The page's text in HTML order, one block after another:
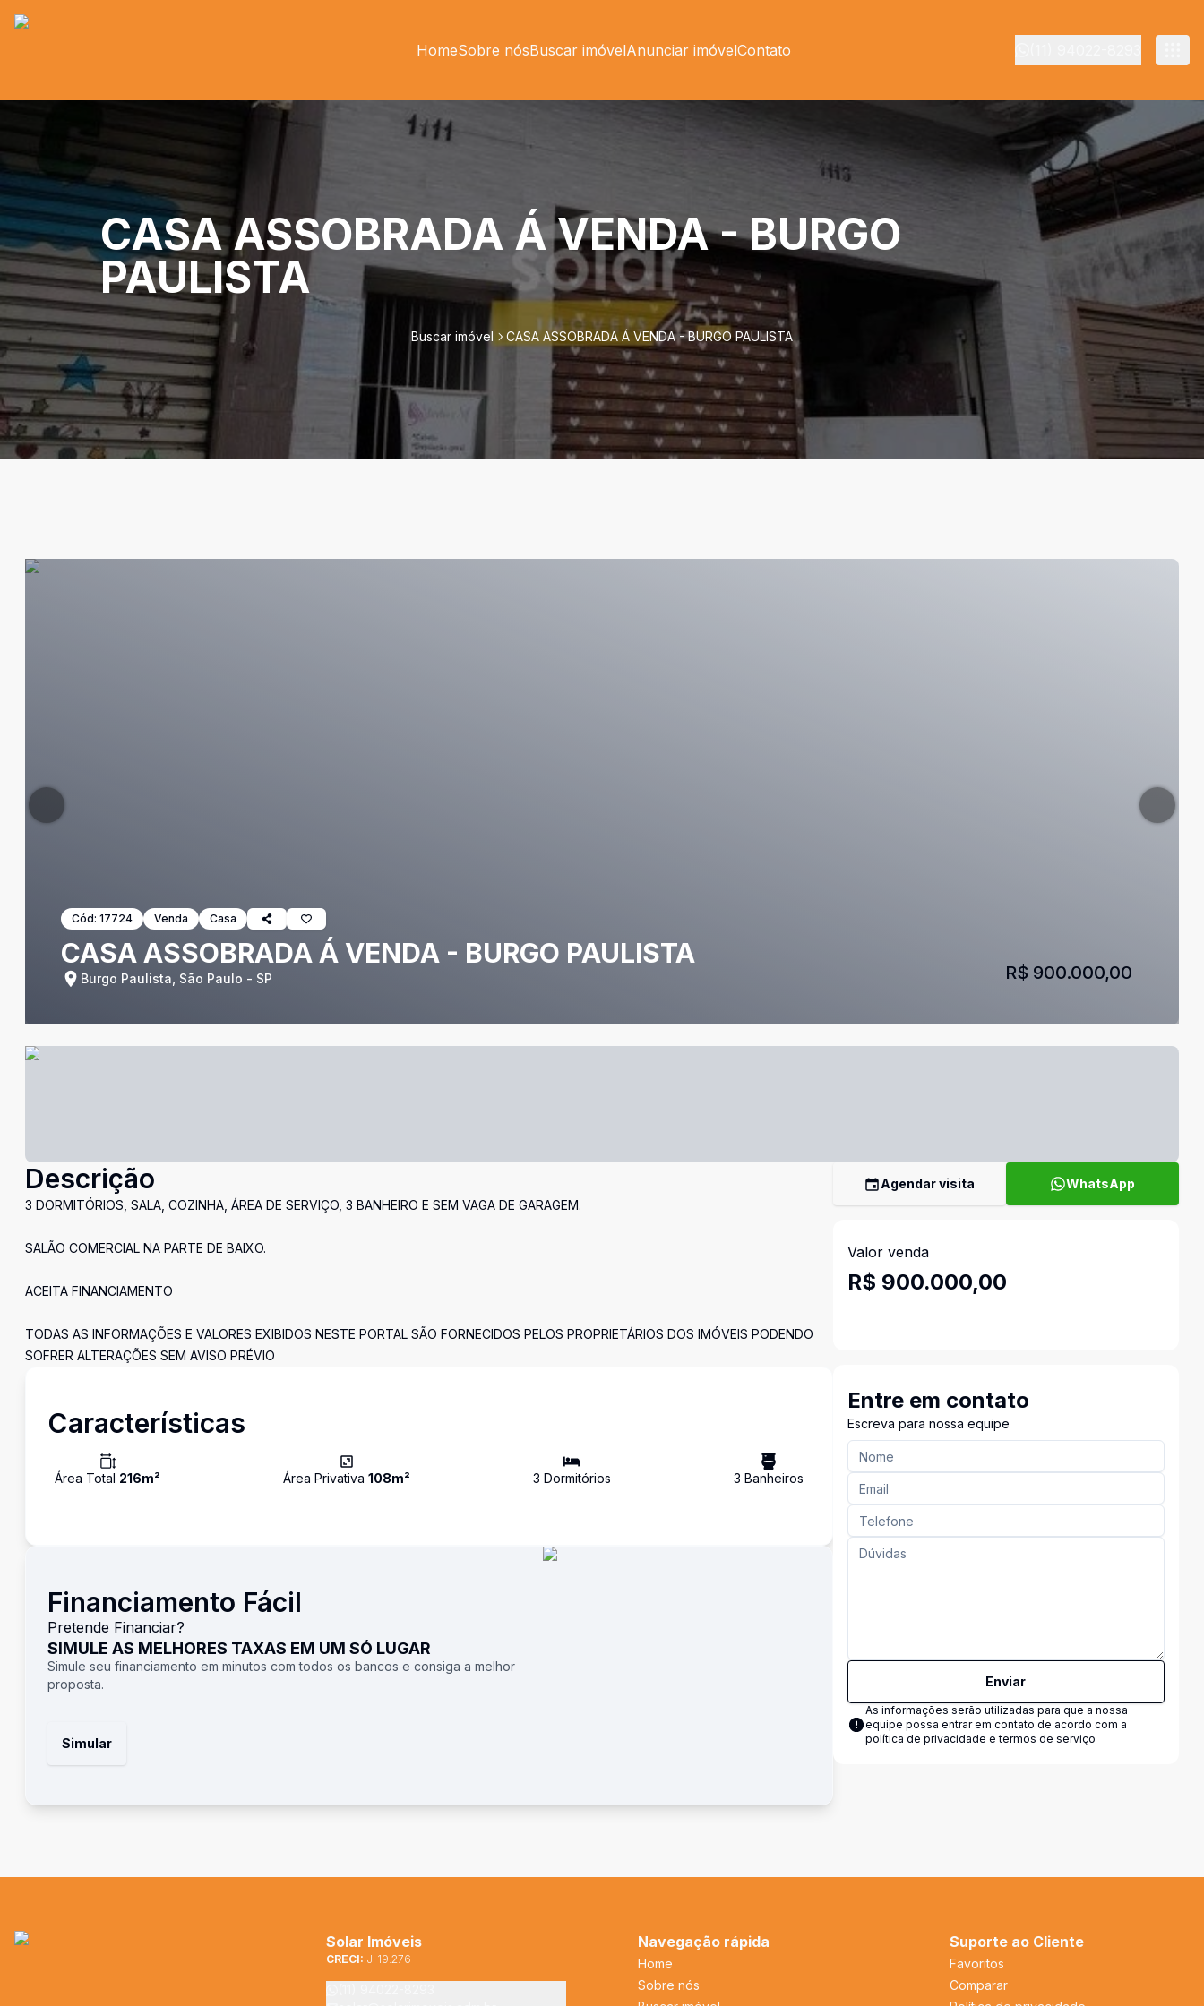
HomeSobre nósBuscar imóvelAnunciar imóvelContato
CASA ASSOBRADA Á VENDA - BURGO
PAULISTA
Buscar imóvel CASA ASSOBRADA Á VENDA - BURGO PAULISTA
Cód: 17724 Venda Casa
CASA ASSOBRADA Á VENDA - BURGO PAULISTA
Burgo Paulista, São Paulo - SP R$ 900.000,00
Descrição
3 DORMITÓRIOS, SALA, COZINHA, ÁREA DE SERVIÇO, 3 BANHEIRO E SEM VAGA DE GARAGEM.
SALÃO COMERCIAL NA PARTE DE BAIXO.
ACEITA FINANCIAMENTO
TODAS AS INFORMAÇÕES E VALORES EXIBIDOS NESTE PORTAL SÃO FORNECIDOS PELOS PROPRIETÁRIOS DOS IMÓVEIS PODENDO
SOFRER ALTERAÇÕES SEM AVISO PRÉVIO
Características
Área Total 216m² Área Privativa 108m² 3 Dormitórios 3 Banheiros
Financiamento Fácil
Pretende Financiar?
SIMULE AS MELHORES TAXAS EM UM SÓ LUGAR
Simule seu financiamento em minutos com todos os bancos e consiga a melhor
proposta.
Simular
Agendar visita WhatsApp
Valor venda
R$ 900.000,00
Entre em contato
Escreva para nossa equipe
Enviar
As informações serão utilizadas para que a nossa
equipe possa entrar em contato de acordo com a
política de privacidade e termos de serviço
Solar Imóveis
CRECI: J-19.276
Navegação rápida
Home
Sobre nós
Suporte ao Cliente
Favoritos
Comparar